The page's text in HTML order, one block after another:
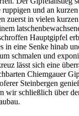
und an
zuerst in vielen
Hauptgipfel
in eine Senke hinab
schmalen und
lässt sich eine
Chiemgauer
Steinbergen
wir schließlich über